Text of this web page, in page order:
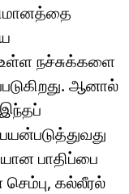
உள்ள நச்சுக்களை
ஆனால்
பாதிப்பை
செம்பு, கல்லீரல்